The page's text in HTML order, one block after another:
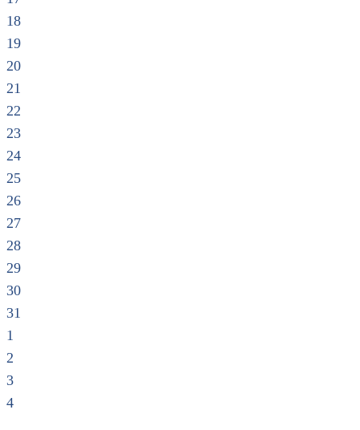
18
19
20
21
22
23
24
25
26
27
28
29
30
31
1
2
3
4